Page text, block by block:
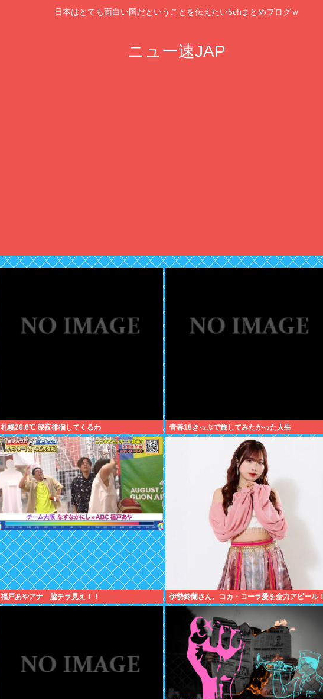
日本はとても面白い国だということを伝えたい5chまとめブログｗ
ニュー速JAP
札幌20.6℃ 深夜徘徊してくるわ 青春18きっぷで旅してみたかった人生
福戸あやアナ 脇チラ見え！！ 伊勢鈴蘭さん、コカ・コーラ愛を全力アピール！